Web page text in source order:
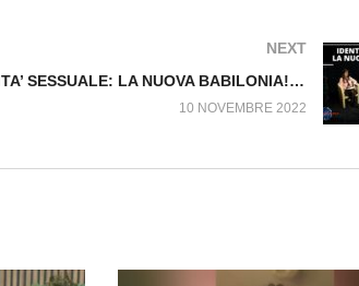
NEXT
IDENTITA’ SESSUALE: LA NUOVA BABILONIA! Fuori dal Virus n.274
10 NOVEMBRE 2022